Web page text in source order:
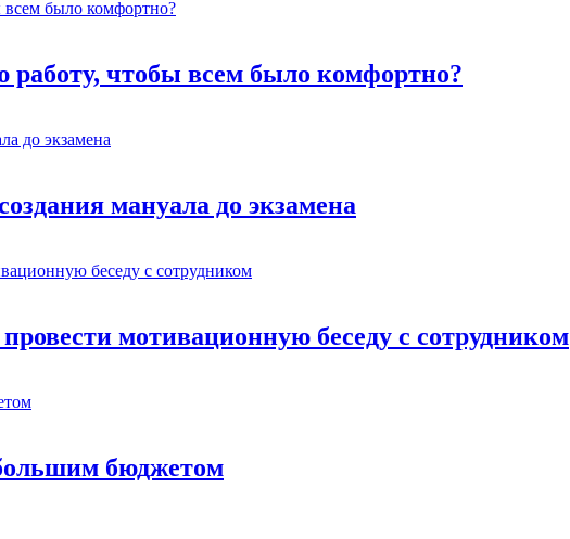
работу, чтобы всем было комфортно?
мануала до экзамена
мотивационную беседу с сотрудником
бюджетом